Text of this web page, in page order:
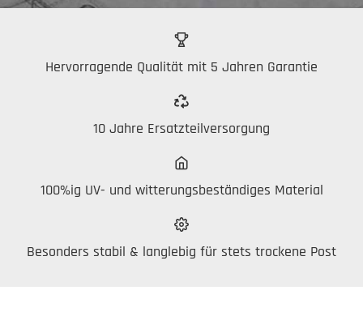
Hervorragende Qualität mit 5 Jahren Garantie
10 Jahre Ersatzteilversorgung
100%ig UV- und witterungsbeständiges Material
Besonders stabil & langlebig für stets trockene Post